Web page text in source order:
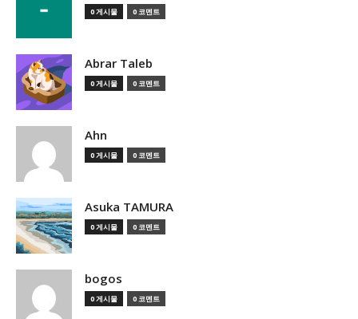
0 게시물 0 코멘트
Abrar Taleb
0 게시물 0 코멘트
Ahn
0 게시물 0 코멘트
Asuka TAMURA
0 게시물 0 코멘트
bogos
0 게시물 0 코멘트